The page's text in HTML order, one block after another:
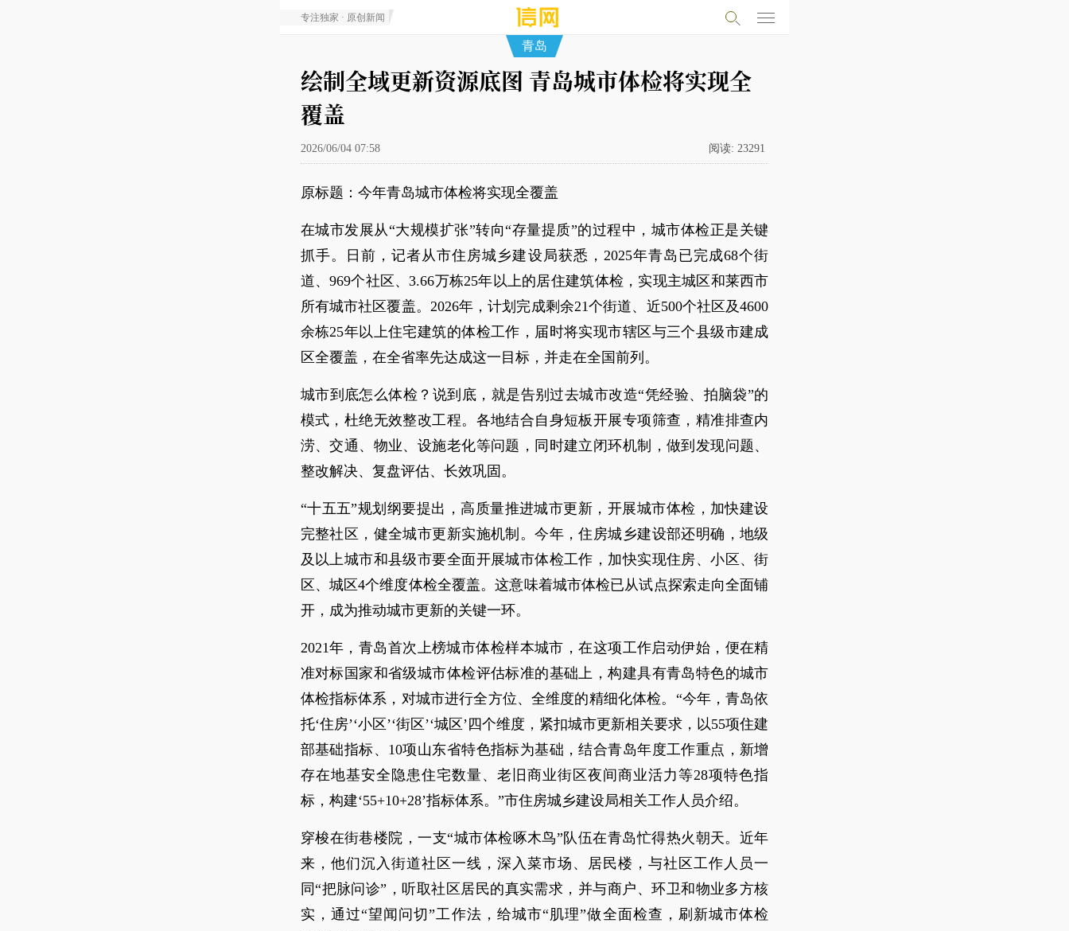
专注独家 · 原创新闻
青岛
绘制全域更新资源底图 青岛城市体检将实现全
覆盖
2026/06/04 07:58 阅读: 23291
原标题：今年青岛城市体检将实现全覆盖
在城市发展从“大规模扩张”转向“存量提质”的过程中，城市体检正是关键
抓手。日前，记者从市住房城乡建设局获悉，2025年青岛已完成68个街
道、969个社区、3.66万栋25年以上的居住建筑体检，实现主城区和莱西市
所有城市社区覆盖。2026年，计划完成剩余21个街道、近500个社区及4600
余栋25年以上住宅建筑的体检工作，届时将实现市辖区与三个县级市建成
区全覆盖，在全省率先达成这一目标，并走在全国前列。
城市到底怎么体检？说到底，就是告别过去城市改造“凭经验、拍脑袋”的
模式，杜绝无效整改工程。各地结合自身短板开展专项筛查，精准排查内
涝、交通、物业、设施老化等问题，同时建立闭环机制，做到发现问题、
整改解决、复盘评估、长效巩固。
“十五五”规划纲要提出，高质量推进城市更新，开展城市体检，加快建设
完整社区，健全城市更新实施机制。今年，住房城乡建设部还明确，地级
及以上城市和县级市要全面开展城市体检工作，加快实现住房、小区、街
区、城区4个维度体检全覆盖。这意味着城市体检已从试点探索走向全面铺
开，成为推动城市更新的关键一环。
2021年，青岛首次上榜城市体检样本城市，在这项工作启动伊始，便在精
准对标国家和省级城市体检评估标准的基础上，构建具有青岛特色的城市
体检指标体系，对城市进行全方位、全维度的精细化体检。“今年，青岛依
托‘住房’‘小区’‘街区’‘城区’四个维度，紧扣城市更新相关要求，以55项住建
部基础指标、10项山东省特色指标为基础，结合青岛年度工作重点，新增
存在地基安全隐患住宅数量、老旧商业街区夜间商业活力等28项特色指
标，构建‘55+10+28’指标体系。”市住房城乡建设局相关工作人员介绍。
穿梭在街巷楼院，一支“城市体检啄木鸟”队伍在青岛忙得热火朝天。近年
来，他们沉入街道社区一线，深入菜市场、居民楼，与社区工作人员一
同“把脉问诊”，听取社区居民的真实需求，并与商户、环卫和物业多方核
实，通过“望闻问切”工作法，给城市“肌理”做全面检查，刷新城市体检